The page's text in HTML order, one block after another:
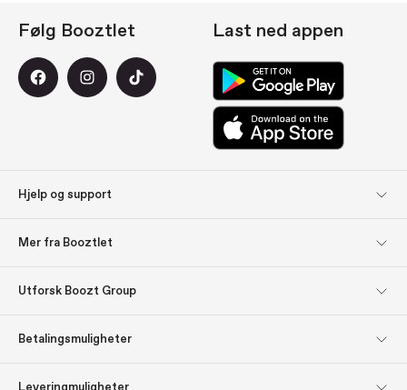
Hjelp og support
Mer fra Booztlet
nyhetsbrevene våre
Utforsk Boozt Group
Følg Booztlet Last ned appen
Betalingsmuligheter